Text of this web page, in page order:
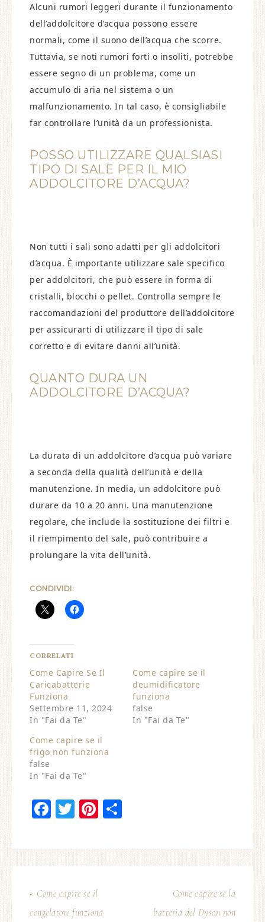
Alcuni rumori leggeri durante il funzionamento
dell’addolcitore d’acqua possono essere
normali, come il suono dell’acqua che scorre.
Tuttavia, se noti rumori forti o insoliti, potrebbe
essere segno di un problema, come un
accumulo di aria nel sistema o un
malfunzionamento. In tal caso, è consigliabile
far controllare l’unità da un professionista.
POSSO UTILIZZARE QUALSIASI
TIPO DI SALE PER IL MIO
ADDOLCITORE D’ACQUA?
Non tutti i sali sono adatti per gli addolcitori
d’acqua. È importante utilizzare sale specifico
per addolcitori, che può essere in forma di
cristalli, blocchi o pellet. Controlla sempre le
raccomandazioni del produttore dell’addolcitore
per assicurarti di utilizzare il tipo di sale
corretto e di evitare danni all’unità.
QUANTO DURA UN
ADDOLCITORE D’ACQUA?
La durata di un addolcitore d’acqua può variare
a seconda della qualità dell’unità e della
manutenzione. In media, un addolcitore può
durare da 10 a 20 anni. Una manutenzione
regolare, che include la sostituzione dei filtri e
il riempimento del sale, può contribuire a
prolungare la vita dell’unità.
CONDIVIDI:
CORRELATI
Come Capire Se Il
Caricabatterie
Funziona
Settembre 11, 2024
In "Fai da Te"
Come capire se il
deumidificatore
funziona​
false
In "Fai da Te"
Come capire se il
frigo non funziona​
false
In "Fai da Te"
Facebook
Twitter
Pinterest
« Come capire se il
congelatore funziona​
Come capire se la
batteria del Dyson non